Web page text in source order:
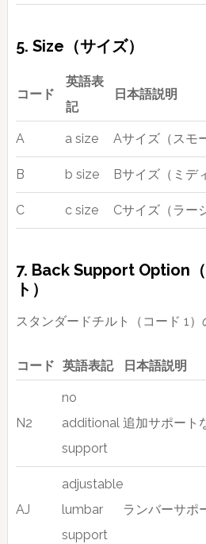
5. Size（サイズ）
コード
英語表
記
日本語説明
A a size Aサイズ（スモ
B b size Bサイズ（ミデ
C c size Cサイズ（ラー
7. Back Support Option
ト）
スタンダードチルト（コード 1）
コード 英語表記 日本語説明
N2
no
additional
support
追加サポート
AJ
adjustable
lumbar
support
ランバーサポ